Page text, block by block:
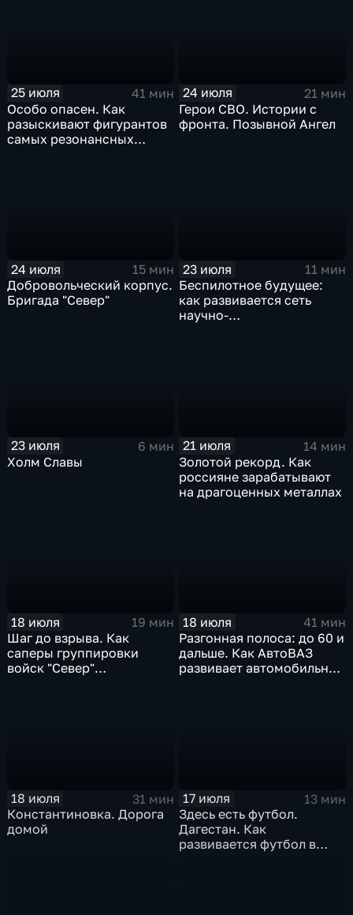
25 июля
41 мин
Особо опасен. Как
разыскивают фигурантов
самых резонансных
24 июля
21 мин
Герои СВО. Истории с
фронта. Позывной Ангел
24 июля
15 мин
Добровольческий корпус.
Бригада "Север"
23 июля
11 мин
Беспилотное будущее:
как развивается сеть
научно-
23 июля
6 мин
Холм Славы
21 июля
14 мин
Золотой рекорд. Как
россияне зарабатывают
на драгоценных металлах
18 июля
19 мин
Шаг до взрыва. Как
саперы группировки
войск "Север"
18 июля
41 мин
Разгонная полоса: до 60 и
дальше. Как АвтоВАЗ
развивает автомобильную
18 июля
31 мин
Константиновка. Дорога
домой
17 июля
13 мин
Здесь есть футбол.
Дагестан. Как
развивается футбол в